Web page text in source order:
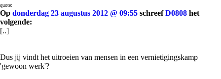
quote:
Op donderdag 23 augustus 2012 @ 09:55 schreefD0808 het
volgende:
[..]
Dus jij vindt het uitroeien van mensen in een vernietigingskamp
'gewoon werk'?